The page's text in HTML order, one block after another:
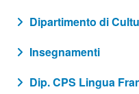
Dipartimento di
Insegnamenti
Dip. CPS Lingua